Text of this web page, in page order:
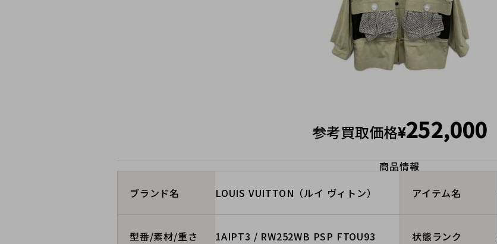
参考買取価格¥252,000
商品情報
ブランド名
LOUIS VUITTON（ルイ ヴィトン） アイテム名
型番/素材/重さ 1AIPT3 / RW252WB PSP FTOU93 状態ランク